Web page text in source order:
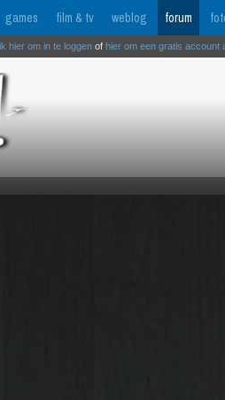
games film & tv weblog forum
hier om in te loggen of hier om een gratis account